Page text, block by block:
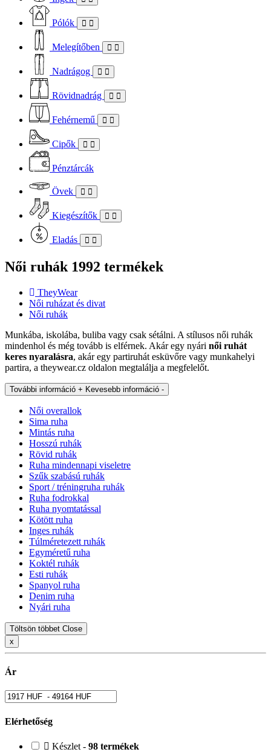
Pólók
Melegítőben
Nadrágog
Rövidnadrág
Fehérnemű
Cipők
Pénztárcák
Övek
Kiegészítők
Eladás
Női ruhák 1992 termékek
TheyWear
Női ruházat és divat
Női ruhák
Munkába, iskolába, buliba vagy csak sétálni. A stílusos női ruhák
mindenhol és még tovább is elférnek. Akár egy nyári női ruhát
keres nyaralásra, akár egy partiruhát esküvőre vagy munkahelyi
partira, a theywear.cz oldalon megtalálja a megfelelőt.
További információ + Kevesebb információ -
Női overallok
Sima ruha
Mintás ruha
Hosszú ruhák
Rövid ruhák
Ruha mindennapi viseletre
Szűk szabású ruhák
Sport / tréningruha ruhák
Ruha fodrokkal
Ruha nyomtatással
Kötött ruha
Inges ruhák
Túlméretezett ruhák
Egyméretű ruha
Koktél ruhák
Esti ruhák
Spanyol ruha
Denim ruha
Nyári ruha
Töltsön többet Close
x
Ár
Elérhetőség
Készlet - 98 termékek